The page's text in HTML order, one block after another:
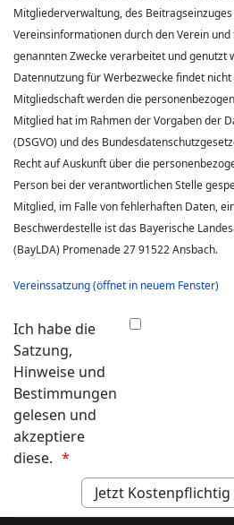
Mitgliederverwaltung, des
Vereinsinformationen durch den Verein
genannten Zwecke verarbeitet und genutzt
Datennutzung für Werbezwecke findet
Mitgliedschaft werden die
Mitglied hat im Rahmen der Vorgaben der
(DSGVO) und des
Recht auf Auskunft über die
Person bei der verantwortlichen Stelle
Mitglied, im Falle von fehlerhaften Daten,
Beschwerdestelle ist das Bayerische
(BayLDA) Promenade 27 91522 Ansbach.
Vereinssatzung (öffnet in neuem Fenster)
Ich habe die
Satzung,
Hinweise und
Bestimmungen
gelesen und
akzeptiere
diese.